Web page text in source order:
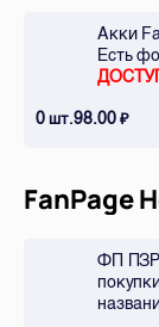
Акки
Есть
0шт.98.00₽
FanPage
ФП